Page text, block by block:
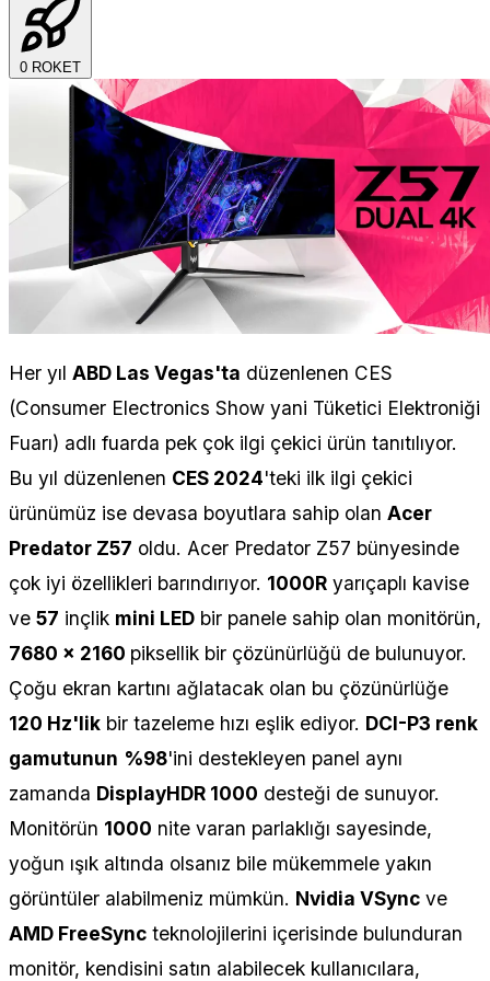
0 ROKET
Her yıl ABD Las Vegas'ta düzenlenen CES
(Consumer Electronics Show yani Tüketici Elektroniği
Fuarı) adlı fuarda pek çok ilgi çekici ürün tanıtılıyor.
Bu yıl düzenlenen CES 2024'teki ilk ilgi çekici
ürünümüz ise devasa boyutlara sahip olan Acer
Predator Z57 oldu. Acer Predator Z57 bünyesinde
çok iyi özellikleri barındırıyor. 1000R yarıçaplı kavise
ve 57 inçlik mini LED bir panele sahip olan monitörün,
7680 x 2160 piksellik bir çözünürlüğü de bulunuyor.
Çoğu ekran kartını ağlatacak olan bu çözünürlüğe
120 Hz'lik bir tazeleme hızı eşlik ediyor. DCI-P3 renk
gamutunun %98'ini destekleyen panel aynı
zamanda DisplayHDR 1000 desteği de sunuyor.
Monitörün 1000 nite varan parlaklığı sayesinde,
yoğun ışık altında olsanız bile mükemmele yakın
görüntüler alabilmeniz mümkün. Nvidia VSync ve
AMD FreeSync teknolojilerini içerisinde bulunduran
monitör, kendisini satın alabilecek kullanıcılara,